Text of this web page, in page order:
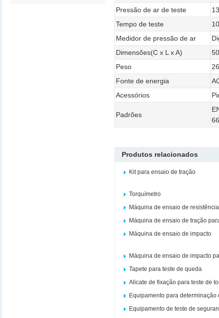
Pressão de ar de teste
Tempo de teste
Medidor de pressão de ar
Dimensões(C x L x A)
Peso
Fonte de energia
Acessórios
Padrões
Produtos relacionados
Kit para ensaio de tração
Torquímetro
Máquina de ensaio de
Máquina de ensaio de tração
Máquina de ensaio de impacto
Máquina de ensaio de impacto
Tapete para teste de queda
Alicate de fixação para teste de
Equipamento para determinação
Equipamento de teste de